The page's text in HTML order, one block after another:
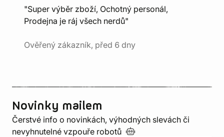
"Super výběr zboží, Ochotný personál,
Prodejna je ráj všech nerdů"
Ověřený zákazník, před 6 dny
Novinky mailem
Čerstvé info o novinkách, výhodných slevách či
nevyhnutelné vzpouře robotů